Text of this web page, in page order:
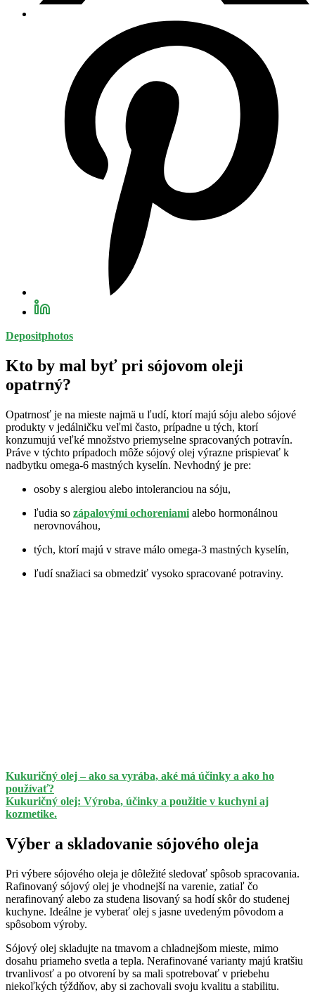
Depositphotos
Kto by mal byť pri sójovom oleji
opatrný?
Opatrnosť je na mieste najmä u ľudí, ktorí majú sóju alebo sójové
produkty v jedálničku veľmi často, prípadne u tých, ktorí
konzumujú veľké množstvo priemyselne spracovaných potravín.
Práve v týchto prípadoch môže sójový olej výrazne prispievať k
nadbytku omega-6 mastných kyselín. Nevhodný je pre:
osoby s alergiou alebo intoleranciou na sóju,
ľudia so zápalovými ochoreniami alebo hormonálnou
nerovnováhou,
tých, ktorí majú v strave málo omega-3 mastných kyselín,
ľudí snažiaci sa obmedziť vysoko spracované potraviny.
Kukuričný olej – ako sa vyrába, aké má účinky a ako ho
používať?
Kukuričný olej: Výroba, účinky a použitie v kuchyni aj
kozmetike.
Výber a skladovanie sójového oleja
Pri výbere sójového oleja je dôležité sledovať spôsob spracovania.
Rafinovaný sójový olej je vhodnejší na varenie, zatiaľ čo
nerafinovaný alebo za studena lisovaný sa hodí skôr do studenej
kuchyne. Ideálne je vyberať olej s jasne uvedeným pôvodom a
spôsobom výroby.
Sójový olej skladujte na tmavom a chladnejšom mieste, mimo
dosahu priameho svetla a tepla. Nerafinované varianty majú kratšiu
trvanlivosť a po otvorení by sa mali spotrebovať v priebehu
niekoľkých týždňov, aby si zachovali svoju kvalitu a stabilitu.